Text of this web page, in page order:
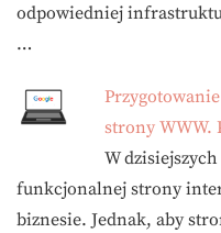
odpowiedniej
…
strony WWW.
W
funkcjonalnej strony
biznesie. Jednak, aby